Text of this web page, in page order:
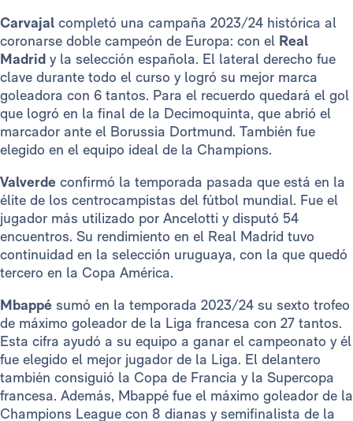
Carvajal completó una campaña 2023/24 histórica al
coronarse doble campeón de Europa: con el Real
Madrid y la selección española. El lateral derecho fue
clave durante todo el curso y logró su mejor marca
goleadora con 6 tantos. Para el recuerdo quedará el gol
que logró en la final de la Decimoquinta, que abrió el
marcador ante el Borussia Dortmund. También fue
elegido en el equipo ideal de la Champions.
Valverde confirmó la temporada pasada que está en la
élite de los centrocampistas del fútbol mundial. Fue el
jugador más utilizado por Ancelotti y disputó 54
encuentros. Su rendimiento en el Real Madrid tuvo
continuidad en la selección uruguaya, con la que quedó
tercero en la Copa América.
Mbappé sumó en la temporada 2023/24 su sexto trofeo
de máximo goleador de la Liga francesa con 27 tantos.
Esta cifra ayudó a su equipo a ganar el campeonato y él
fue elegido el mejor jugador de la Liga. El delantero
también consiguió la Copa de Francia y la Supercopa
francesa. Además, Mbappé fue el máximo goleador de la
Champions League con 8 dianas y semifinalista de la